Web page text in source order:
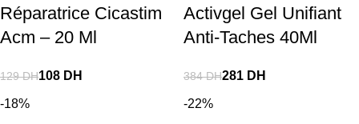
Réparatrice Cicastim
Acm – 20 Ml
129DH108 DH
Activgel Gel Unifiant
Anti-Taches 40Ml
384DH281 DH
-18% -22%